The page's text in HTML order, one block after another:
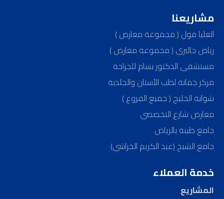
مشاريعنا
العليا مول ( مجموعة معارض )
رياض جاليري ( مجموعة معارض )
مستشفى الدكتور بسام للجراحة
مركز جمانة لطب الأسنان والجلدية
شواية الخليج ( جميع الفروع )
معارض شارع التخصصي
جامع طيبة بالرياض
جامع الشيخ (عبد الكريم الخراشي)
خدمة العملاء
المشاريع